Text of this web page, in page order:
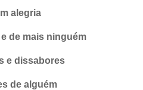
alegria
de mais ninguém
e dissabores
de alguém